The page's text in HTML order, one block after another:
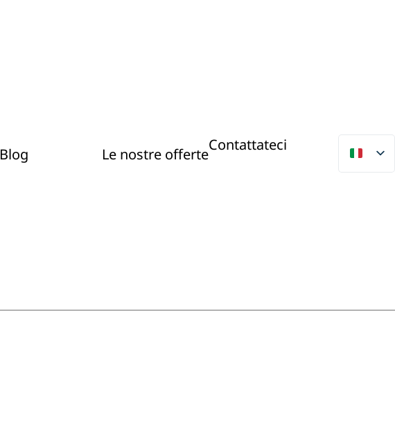
Blog Le nostre offerte
Contattateci